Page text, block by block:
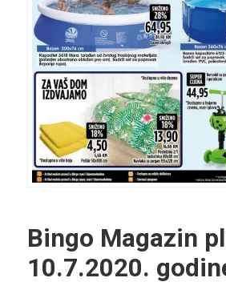
Bingo Magazin
10.7.2020.